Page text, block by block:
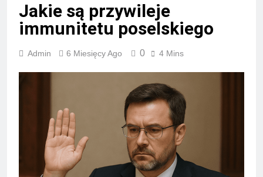
Jakie są przywileje
immunitetu poselskiego
Admin 6 Miesięcy Ago 0 4 Mins